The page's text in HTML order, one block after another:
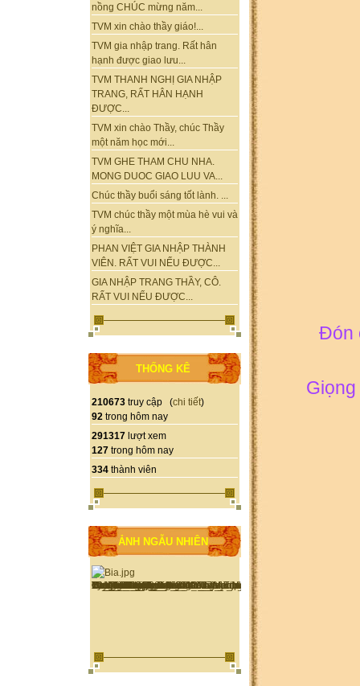
nồng CHÚC mừng năm...
TVM xin chào thầy giáo!...
TVM gia nhập trang. Rất hân
hạnh được giao lưu...
TVM THANH NGHỊ GIA NHẬP
TRANG, RẤT HÂN HẠNH
ĐƯỢC...
TVM xin chào Thầy, chúc Thầy
một năm học mới...
TVM GHE THAM CHU NHA.
MONG DUOC GIAO LUU VA...
Chúc thầy buổi sáng tốt lành. ...
TVM chúc thầy một mùa hè vui và
ý nghĩa...
PHAN VIỆT GIA NHẬP THÀNH
VIÊN. RẤT VUI NẾU ĐƯỢC...
GIA NHẬP TRANG THẦY, CÔ.
RẤT VUI NẾU ĐƯỢC...
THỐNG KÊ
210673 truy cập (chi tiết)
92 trong hôm nay
291317 lượt xem
127 trong hôm nay
334 thành viên
ẢNH NGẪU NHIÊN
Đón